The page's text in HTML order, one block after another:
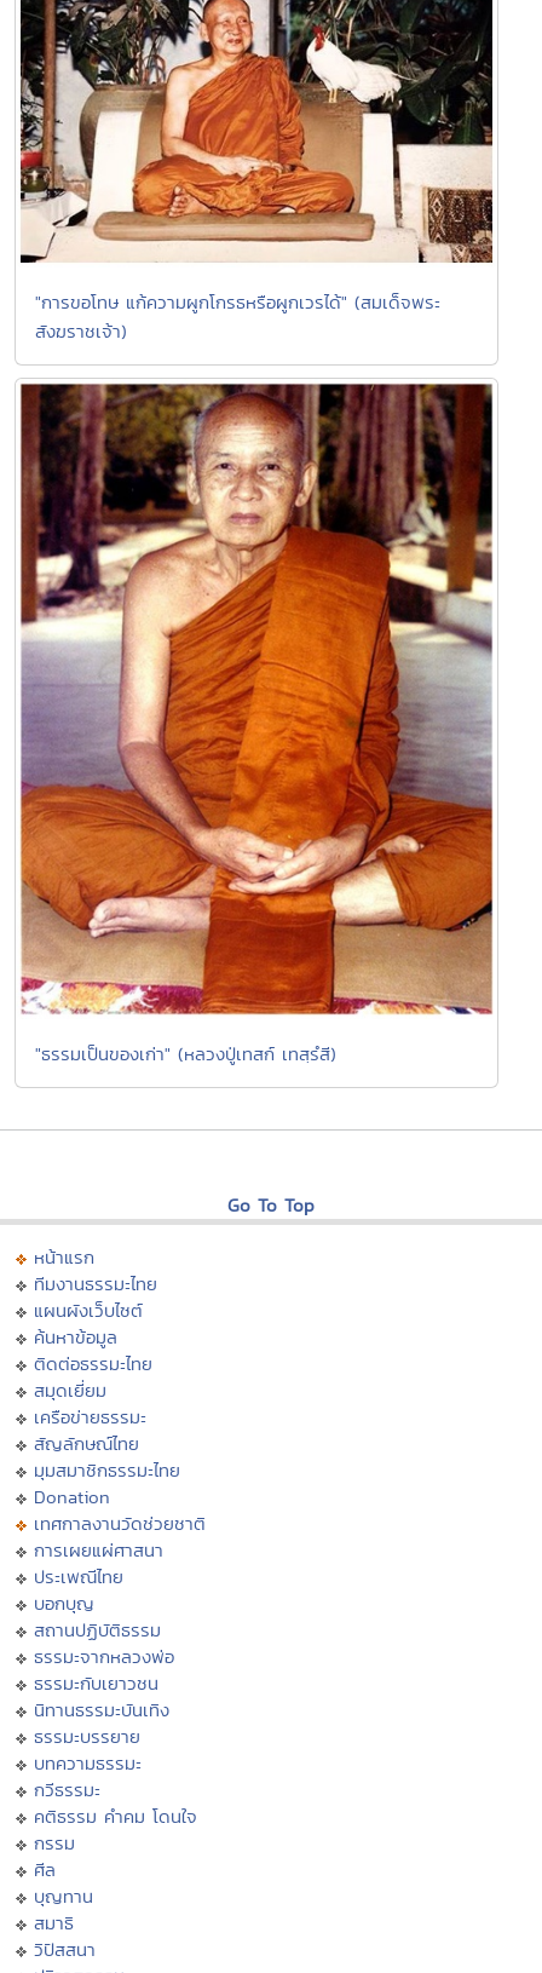
"การขอโทษ แก้ความผูกโกรธหรือผูกเวรได้" (สมเด็จพระ
สังฆราชเจ้า)
"ธรรมเป็นของเก่า" (หลวงปู่เทสก์ เทสฺรํสี)
Go To Top
หน้าแรก
ทีมงานธรรมะไทย
แผนผังเว็บไซต์
ค้นหาข้อมูล
ติดต่อธรรมะไทย
สมุดเยี่ยม
เครือข่ายธรรมะ
สัญลักษณ์ไทย
มุมสมาชิกธรรมะไทย
Donation
เทศกาลงานวัดช่วยชาติ
การเผยแผ่ศาสนา
ประเพณีไทย
บอกบุญ
สถานปฏิบัติธรรม
ธรรมะจากหลวงพ่อ
ธรรมะกับเยาวชน
นิทานธรรมะบันเทิง
ธรรมะบรรยาย
บทความธรรมะ
กวีธรรมะ
คติธรรม คำคม โดนใจ
กรรม
ศีล
บุญทาน
สมาธิ
วิปัสสนา